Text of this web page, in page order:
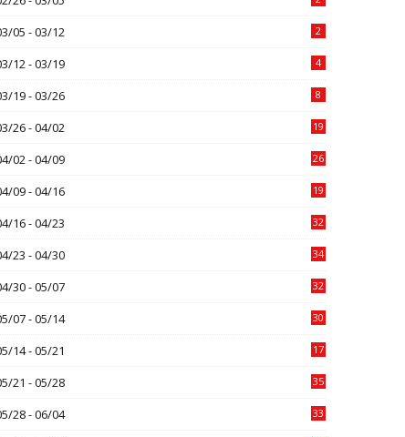
05 - 03/12 2
12 - 03/19 4
19 - 03/26 8
26 - 04/02 19
02 - 04/09 26
09 - 04/16 19
16 - 04/23 32
23 - 04/30 34
30 - 05/07 32
07 - 05/14 30
14 - 05/21 17
21 - 05/28 35
28 - 06/04 33